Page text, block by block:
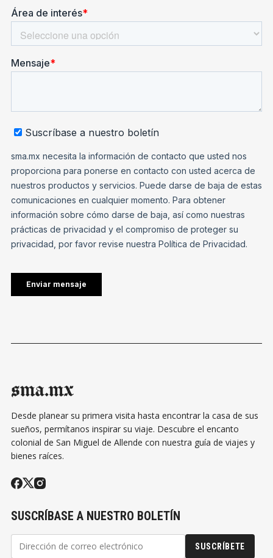
sma.mx
Desde planear su primera visita hasta encontrar la casa de sus
sueños, permítanos inspirar su viaje. Descubre el encanto
colonial de San Miguel de Allende con nuestra guía de viajes y
bienes raíces.
SUSCRÍBASE A NUESTRO BOLETÍN
SUSCRÍBETE